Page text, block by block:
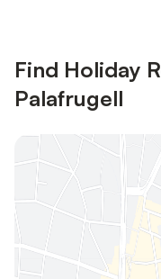
Find Holiday
Palafrugell